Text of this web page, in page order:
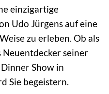
einzigartige
Udo Jürgens auf eine
zu erleben. Ob als
seiner
Show in
Sie begeistern.